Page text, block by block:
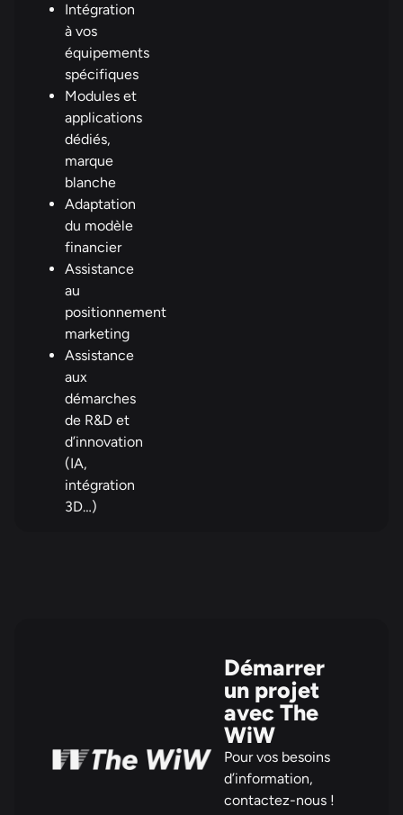
Intégration
à vos
équipements
spécifiques
Modules et
applications
dédiés,
marque
blanche
Adaptation
du modèle
financier
Assistance
au
positionnement
marketing
Assistance
aux
démarches
de R&D et
d’innovation
(IA,
intégration
3D…)
Démarrer
un projet
avec The
WiW
Pour vos besoins
d’information,
contactez-nous !